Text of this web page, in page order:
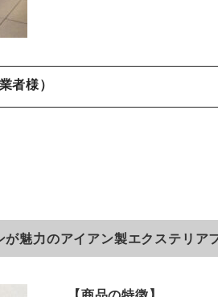
者様）
魅力のアイアン製エクステリア